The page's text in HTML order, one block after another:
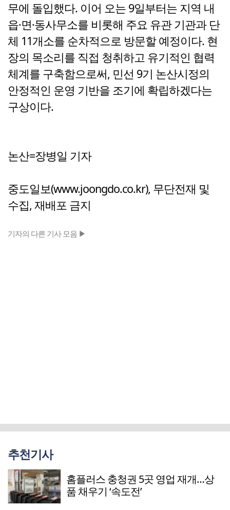
무에 돌입했다. 이어 오는 9일부터는 지역 내
읍·면·동사무소를 비롯해 주요 유관 기관과 단
체 11개소를 순차적으로 방문할 예정이다. 현
장의 목소리를 직접 청취하고 유기적인 협력
체계를 구축함으로써, 민선 9기 논산시정의
안정적인 운영 기반을 조기에 확립하겠다는
구상이다.
논산=장병일 기자
중도일보(www.joongdo.co.kr), 무단전재 및
수집, 재배포 금지
기자의 다른 기사 모음 ▶
추천기사
홈플러스 충청권 5곳 영업 재개…상
품 채우기 ‘속도전’